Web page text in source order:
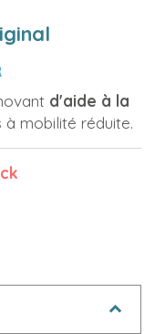
d'aide à la
à mobilité réduite.